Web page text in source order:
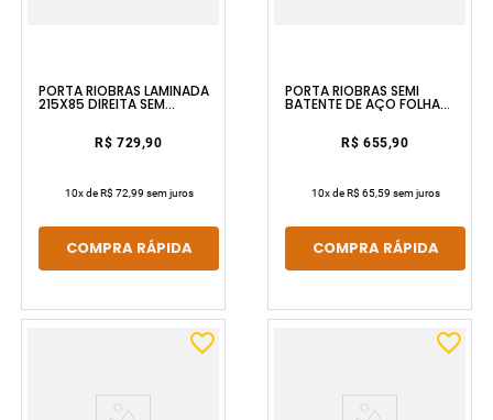
PORTA RIOBRAS LAMINADA
215X85 DIREITA SEM
R$ 729,90
10x deR$ 72,99 sem juros
COMPRA RÁPIDA
PORTA RIOBRAS SEMI
BATENTE DE AÇO FOLHA
MADEIRA MOGNO 215X85
R$ 655,90
10x deR$ 65,59 sem juros
COMPRA RÁPIDA